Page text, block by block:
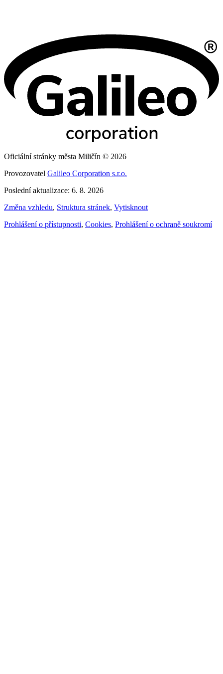
Oficiální stránky města Miličín © 2026
Provozovatel Galileo Corporation s.r.o.
Poslední aktualizace: 6. 8. 2026
Změna vzhledu, Struktura stránek, Vytisknout
Prohlášení o přístupnosti, Cookies, Prohlášení o ochraně soukromí